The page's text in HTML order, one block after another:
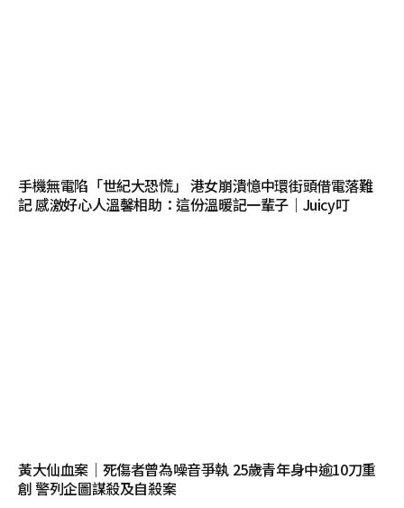
手機無電陷「世紀大恐慌」 港女崩潰憶中環街頭借電落難
記 感激好心人溫馨相助：這份溫暖記一輩子｜Juicy叮
黃大仙血案│死傷者曾為噪音爭執 25歲青年身中逾10刀重
創 警列企圖謀殺及自殺案